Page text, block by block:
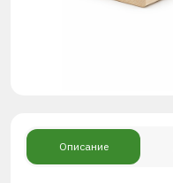
Описание